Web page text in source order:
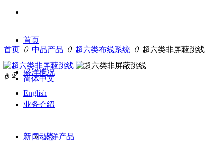
首页
盛洋概况
业务介绍
盛洋产品
新闻动态
简体中文
English
首页 ꄲ 中品产品 ꄲ 超六类布线系统 ꄲ 超六类非屏蔽跳线
ꁆ ꁇ